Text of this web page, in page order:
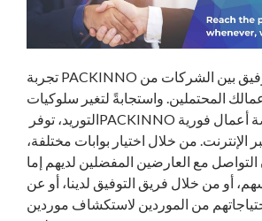
تقدم لك خدمة التوفيق بين الشركات من PACKINNO تجربة
المحتملين. واستجابةً لتغير سلوكيات
التوريد، توفرPACKINNO أعمال فورية
الإنترنت. من خلال اختيار بوابات مختلفة،
التواصل مع العارضين المفضلين لديهم إما
أو من خلال فريق التوفيق لدينا، أو عن
من الموردين لاستكشاف موردين